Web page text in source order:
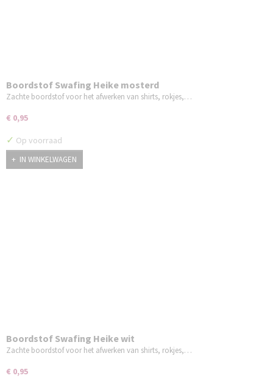
Boordstof Swafing Heike mosterd
Zachte boordstof voor het afwerken van shirts, rokjes,…
€ 0,95
✓ Op voorraad
IN WINKELWAGEN
Boordstof Swafing Heike wit
Zachte boordstof voor het afwerken van shirts, rokjes,…
€ 0,95